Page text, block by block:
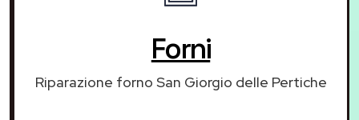
Forni
Riparazione forno San Giorgio delle Pertiche